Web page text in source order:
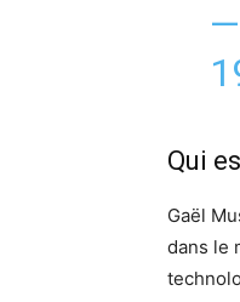
Qui
Gaël
dans le